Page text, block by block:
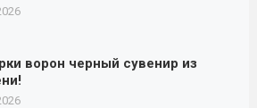
ворон черный сувенир из